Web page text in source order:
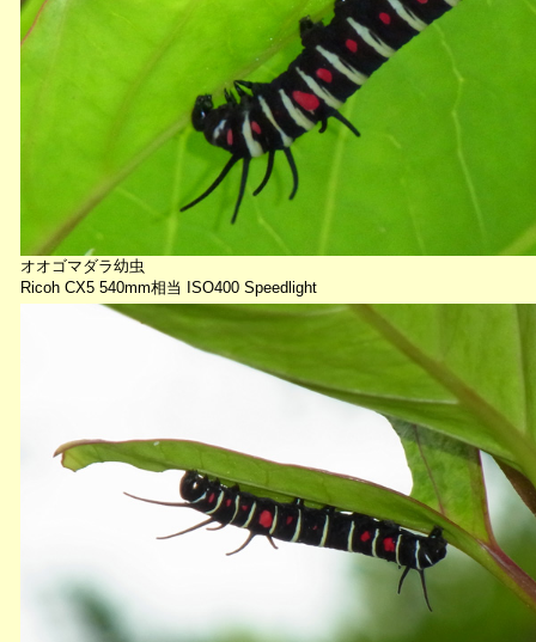
オオゴマダラ幼虫
Ricoh CX5 540mm相当 ISO400 Speedlight